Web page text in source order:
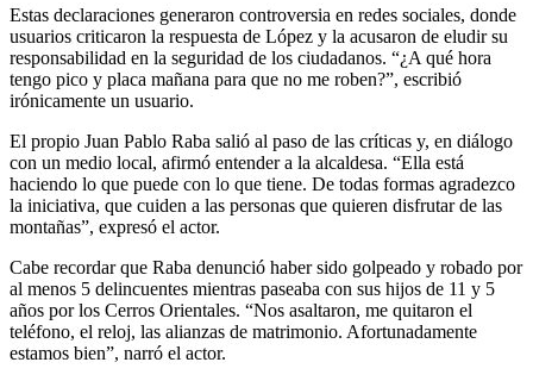
Estas declaraciones generaron controversia en redes sociales, donde
usuarios criticaron la respuesta de López y la acusaron de eludir su
responsabilidad en la seguridad de los ciudadanos. “¿A qué hora
tengo pico y placa mañana para que no me roben?”, escribió
irónicamente un usuario.
El propio Juan Pablo Raba salió al paso de las críticas y, en diálogo
con un medio local, afirmó entender a la alcaldesa. “Ella está
haciendo lo que puede con lo que tiene. De todas formas agradezco
la iniciativa, que cuiden a las personas que quieren disfrutar de las
montañas”, expresó el actor.
Cabe recordar que Raba denunció haber sido golpeado y robado por
al menos 5 delincuentes mientras paseaba con sus hijos de 11 y 5
años por los Cerros Orientales. “Nos asaltaron, me quitaron el
teléfono, el reloj, las alianzas de matrimonio. Afortunadamente
estamos bien”, narró el actor.